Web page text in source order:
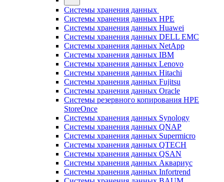
Системы хранения данных
Системы хранения данных HPE
Системы хранения данных Huawei
Системы хранения данных DELL EMC
Cистемы хранения данных NetApp
Системы хранения данных IBM
Системы хранения данных Lenovo
Системы хранения данных Hitachi
Системы хранения данных Fujitsu
Системы хранения данных Oracle
Системы резервного копирования HPE
StoreOnce
Системы хранения данных Synology
Системы хранения данных QNAP
Системы хранения данных Supermicro
Системы хранения данных QTECH
Системы хранения данных QSAN
Системы хранения данных Аквариус
Системы хранения данных Infortrend